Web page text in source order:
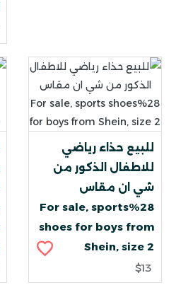
للبيع حذاء رياضي
للاطفال الذكور من
شي ان مقاس
28%For sale, sports
shoes for boys from
Shein, size 2
$13